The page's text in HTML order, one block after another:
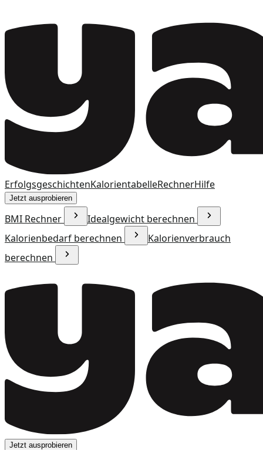
ErfolgsgeschichtenKalorientabelleRechnerHilfe
Jetzt ausprobieren
BMI Rechner
Idealgewicht berechnen
Kalorienbedarf berechnen
Kalorienverbrauch
berechnen
Jetzt ausprobieren